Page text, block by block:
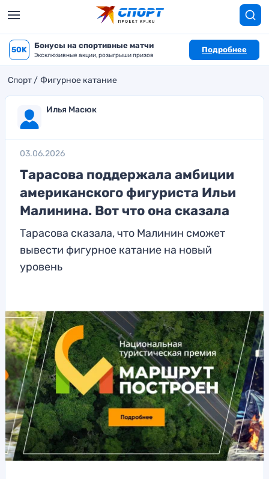
50K Бонусы на спортивные матчи
Эксклюзивные акции, розыгрыши призов
Подробнее
Спорт Фигурное катание
Илья Масюк
03.06.2026
Тарасова поддержала амбиции
американского фигуриста Ильи
Малинина. Вот что она сказала
Тарасова сказала, что Малинин сможет
вывести фигурное катание на новый
уровень